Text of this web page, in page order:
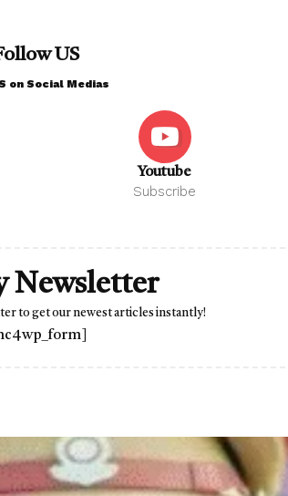
US
on Social Medias
Youtube
Subscribe
Newsletter
to get our newest articles instantly!